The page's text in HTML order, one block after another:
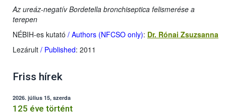
Az ureáz-negatív Bordetella bronchiseptica felismerése a
terepen
NÉBIH-es kutató / Authors (NFCSO only): Dr. Rónai Zsuzsanna
Lezárult / Published: 2011
Friss hírek
2026. július 15, szerda
125 éve történt